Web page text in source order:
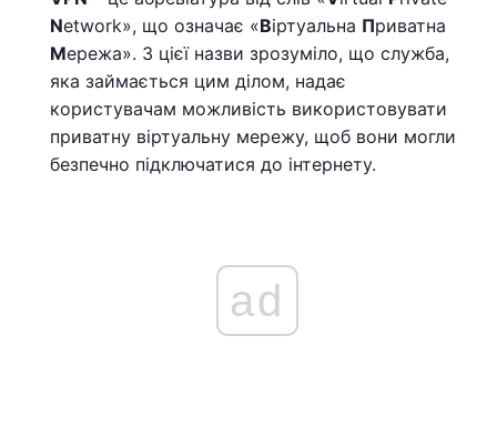
Network», що означає «Віртуальна Приватна
Мережа». З цієї назви зрозуміло, що служба,
яка займається цим ділом, надає
користувачам можливість використовувати
приватну віртуальну мережу, щоб вони могли
безпечно підключатися до інтернету.
ad